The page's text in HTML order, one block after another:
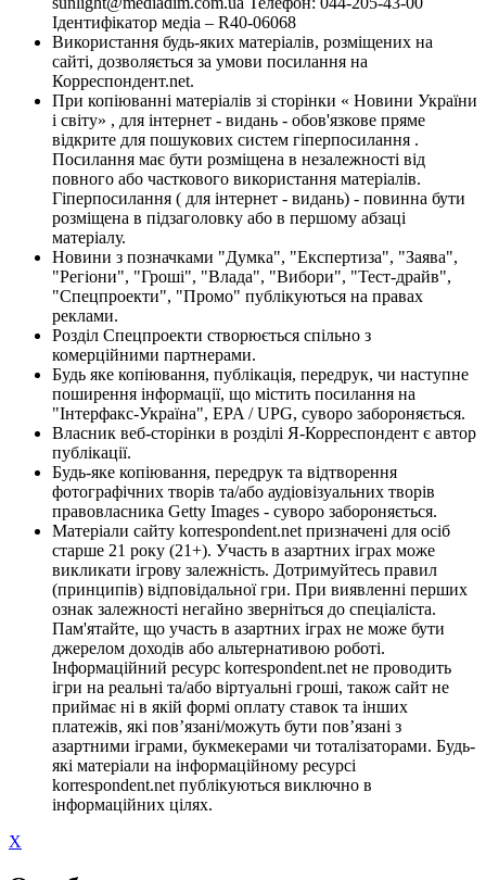
Ідентифікатор медіа – R40-06068
Використання будь-яких матеріалів, розміщених на
сайті, дозволяється за умови посилання на
Корреспондент.net.
При копіюванні матеріалів зі сторінки « Новини України
і світу» , для інтернет - видань - обов'язкове пряме
відкрите для пошукових систем гіперпосилання .
Посилання має бути розміщена в незалежності від
повного або часткового використання матеріалів.
Гіперпосилання ( для інтернет - видань) - повинна бути
розміщена в підзаголовку або в першому абзаці
матеріалу.
Новини з позначками "Думка", "Експертиза", "Заява",
"Регіони", "Гроші", "Влада", "Вибори", "Тест-драйв",
"Спецпроекти", "Промо" публікуються на правах
реклами.
Розділ Спецпроекти створюється спільно з
комерційними партнерами.
Будь яке копіювання, публікація, передрук, чи наступне
поширення інформації, що містить посилання на
"Інтерфакс-Україна", EPA / UPG, суворо забороняється.
Власник веб-сторінки в розділі Я-Корреспондент є автор
публікації.
Будь-яке копіювання, передрук та відтворення
фотографічних творів та/або аудіовізуальних творів
правовласника Getty Images - суворо забороняється.
Матеріали сайту korrespondent.net призначені для осіб
старше 21 року (21+). Участь в азартних іграх може
викликати ігрову залежність. Дотримуйтесь правил
(принципів) відповідальної гри. При виявленні перших
ознак залежності негайно зверніться до спеціаліста.
Пам'ятайте, що участь в азартних іграх не може бути
джерелом доходів або альтернативою роботі.
Інформаційний ресурс korrespondent.net не проводить
ігри на реальні та/або віртуальні гроші, також сайт не
приймає ні в якій формі оплату ставок та інших
платежів, які пов’язані/можуть бути пов’язані з
азартними іграми, букмекерами чи тоталізаторами. Будь-
які матеріали на інформаційному ресурсі
korrespondent.net публікуються виключно в
інформаційних цілях.
X